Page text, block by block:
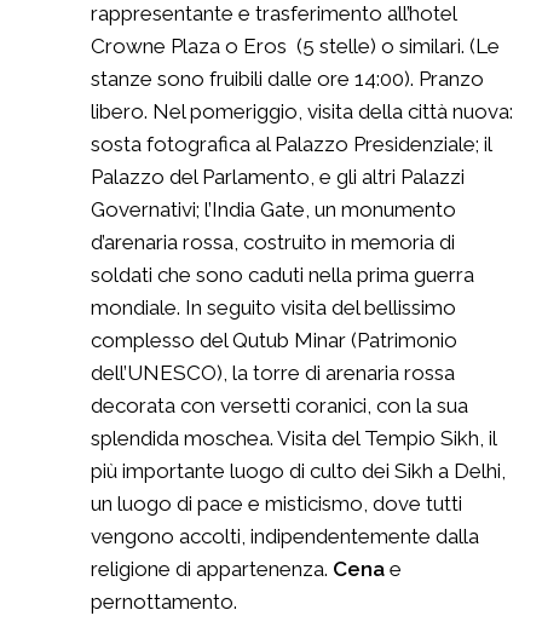
rappresentante e trasferimento all’hotel
Crowne Plaza o Eros (5 stelle) o similari. (Le
stanze sono fruibili dalle ore 14:00). Pranzo
libero. Nel pomeriggio, visita della città nuova:
sosta fotografica al Palazzo Presidenziale; il
Palazzo del Parlamento, e gli altri Palazzi
Governativi; l’India Gate, un monumento
d’arenaria rossa, costruito in memoria di
soldati che sono caduti nella prima guerra
mondiale. In seguito visita del bellissimo
complesso del Qutub Minar (Patrimonio
dell’UNESCO), la torre di arenaria rossa
decorata con versetti coranici, con la sua
splendida moschea. Visita del Tempio Sikh, il
più importante luogo di culto dei Sikh a Delhi,
un luogo di pace e misticismo, dove tutti
vengono accolti, indipendentemente dalla
religione di appartenenza. Cena e
pernottamento.